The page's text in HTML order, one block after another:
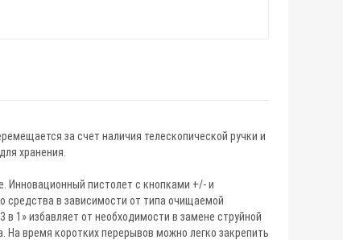
за счет наличия телескопической ручки и
хранения.
Инновационный пистолет с кнопками +/- и
средства в зависимости от типа очищаемой
1» избавляет от необходимости в замене струйной
время коротких перерывов можно легко закрепить